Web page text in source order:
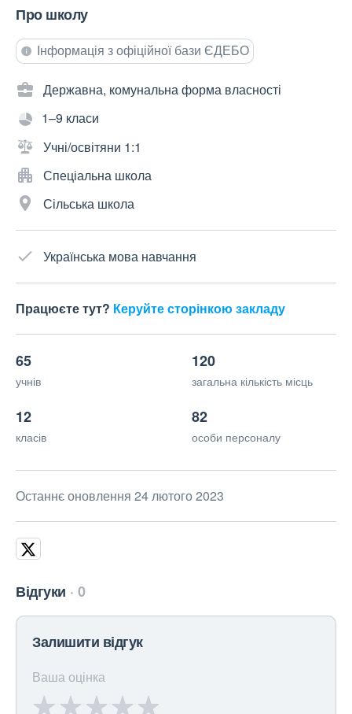
Про школу
Інформація з офіційної бази ЄДЕБО
Державна, комунальна форма власності
1–9 класи
Учні/освітяни 1:1
Спеціальна школа
Сільська школа
Українська мова навчання
Працюєте тут? Керуйте сторінкою закладу
65
учнів
120
загальна кількість місць
12
класів
82
особи персоналу
Останнє оновлення 24 лютого 2023
Відгуки 0
Залишити відгук
Ваша оцінка